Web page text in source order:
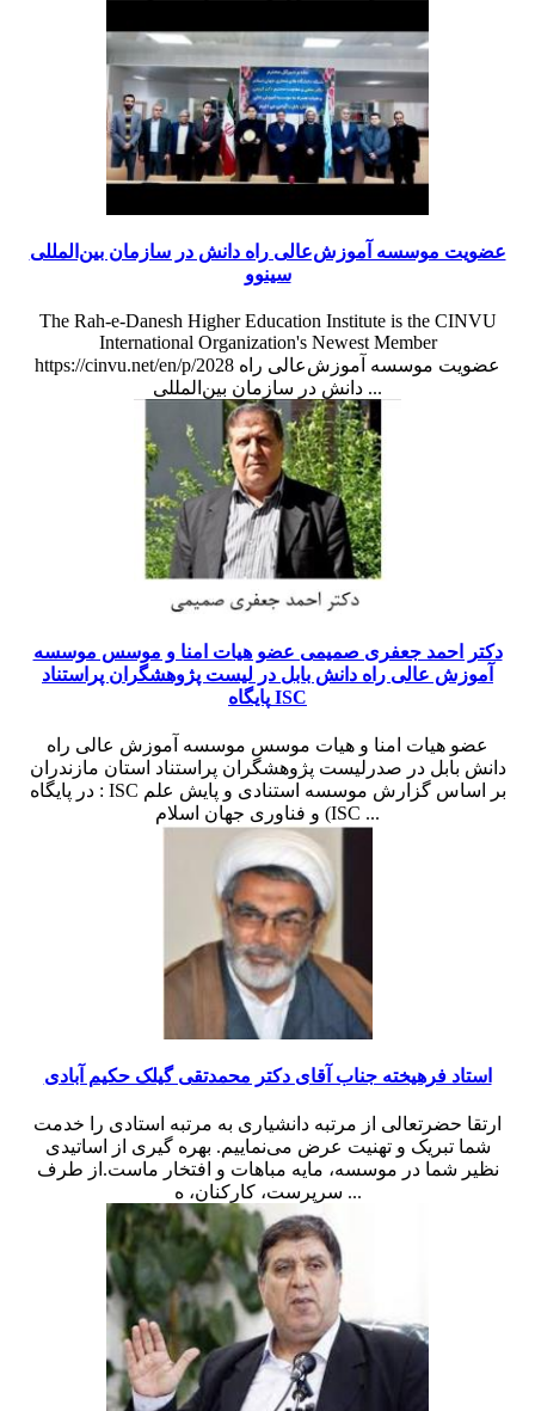
عضویت موسسه آموزش‌عالی راه دانش در سازمان بین‌المللی
سینوو
The Rah-e-Danesh Higher Education Institute is the CINVU
International Organization's Newest Member
https://cinvu.net/en/p/2028 عضویت موسسه آموزش‌عالی راه
دانش در سازمان بین‌المللی ...
دکتر احمد جعفری صمیمی عضو هیات امنا و موسس موسسه
آموزش عالی راه دانش بابل در لیست پژوهشگران پراستناد
پایگاه ISC
عضو هیات امنا و هیات موسس موسسه آموزش عالی راه
دانش بابل در صدرلیست پژوهشگران پراستناد استان مازندران
در پایگاه : ISC بر اساس گزارش موسسه استنادی و پایش علم
و فناوری جهان اسلام (ISC ...
استاد فرهیخته جناب آقای دکتر محمدتقی گیلک حکیم آبادی
ارتقا حضرتعالی از مرتبه دانشیاری به مرتبه استادی را خدمت
شما تبریک و تهنیت عرض می‌نماییم. بهره گیری از اساتیدی
نظیر شما در موسسه، مایه مباهات و افتخار ماست.از طرف
سرپرست، کارکنان، ه ...